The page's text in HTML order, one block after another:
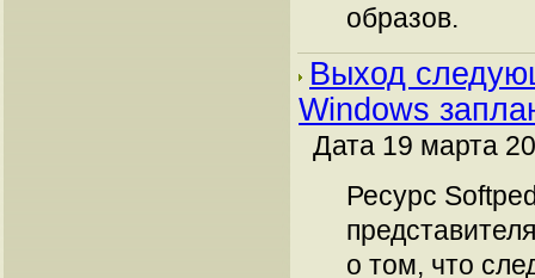
образов.
Выход
Windows
Дата 19 марта
Ресурс
о том, что